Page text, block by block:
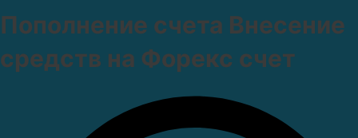
Пополнение счета Внесение
средств на Форекс счет